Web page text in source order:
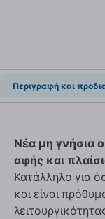
Περιγραφή και
Νέα μη γνήσια
αφής και
Κατάλληλο για
και είναι